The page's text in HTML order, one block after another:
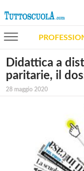
Didattica a
paritarie, il
28 maggio 2020